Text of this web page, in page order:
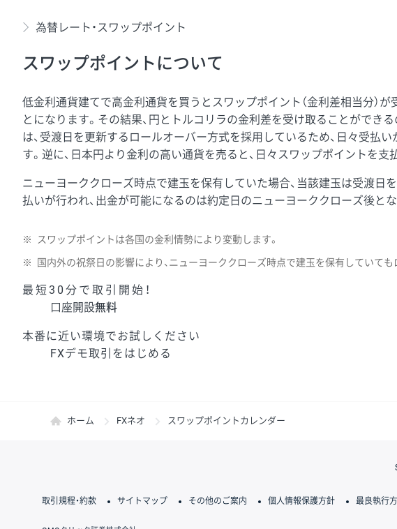
為替レート・スワップポイント
スワップポイントについて
低金利通貨建てで高金利通貨を買うとスワップポイント（金利差相当分）
とになります。その結果、円とトルコリラの金利差を受け取ることができ
は、受渡日を更新するロールオーバー方式を採用しているため、日々受払
す。逆に、日本円より金利の高い通貨を売ると、日々スワップポイントを支
ニューヨーククローズ時点で建玉を保有していた場合、当該建玉は受渡日
払いが行われ、出金が可能になるのは約定日のニューヨーククローズ後とな
※ スワップポイントは各国の金利情勢により変動します。
※ 国内外の祝祭日の影響により、ニューヨーククローズ時点で建玉を保有していて
最短30分で取引開始！
口座開設無料
本番に近い環境でお試しください
FXデモ取引をはじめる
ホーム FXネオ スワップポイントカレンダー
取引規程・約款 サイトマップ その他のご案内 個人情報保護方針 最良執行